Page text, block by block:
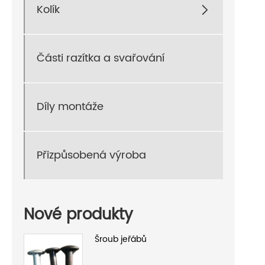
Kolík 
Části razítka a svařování
Díly montáže
Přizpůsobená výroba
Nové produkty
Šroub jeřábů